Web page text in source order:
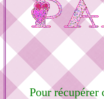
Pour